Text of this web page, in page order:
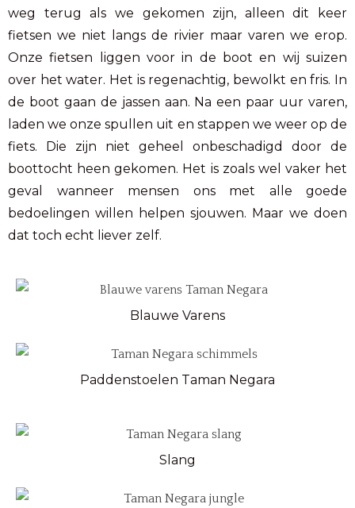
weg terug als we gekomen zijn, alleen dit keer
fietsen we niet langs de rivier maar varen we erop.
Onze fietsen liggen voor in de boot en wij suizen
over het water. Het is regenachtig, bewolkt en fris. In
de boot gaan de jassen aan. Na een paar uur varen,
laden we onze spullen uit en stappen we weer op de
fiets. Die zijn niet geheel onbeschadigd door de
boottocht heen gekomen. Het is zoals wel vaker het
geval wanneer mensen ons met alle goede
bedoelingen willen helpen sjouwen. Maar we doen
dat toch echt liever zelf.
Blauwe Varens
Paddenstoelen Taman Negara
Slang